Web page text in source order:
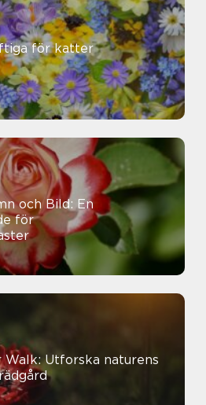
för katter
och Bild: En
för
Walk: Utforska naturens